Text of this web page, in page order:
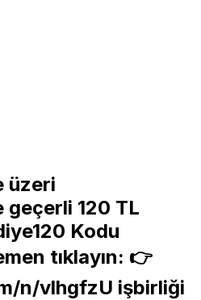
üzeri
geçerli 120 TL
Kodu
tıklayın: 👉
n/vlhgfzU işbirliği